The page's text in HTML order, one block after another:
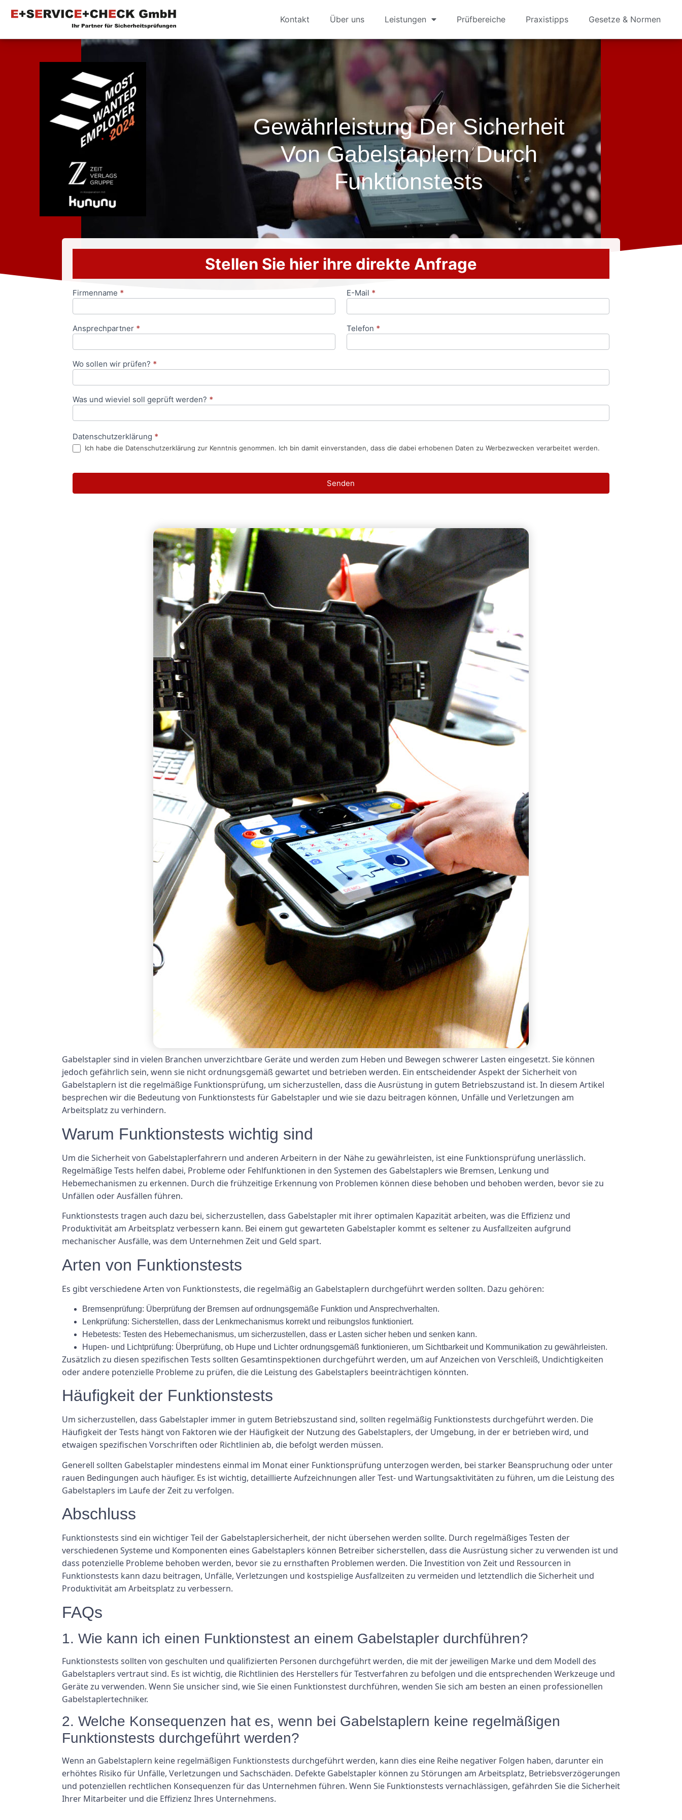
Kontakt Über uns Leistungen Prüfbereiche Praxistipps Gesetze & Normen
Gewährleistung Der Sicherheit
Von Gabelstaplern Durch
Funktionstests
Stellen Sie hier ihre direkte Anfrage
Anfrageformular
Firmenname * E-Mail *
Ansprechpartner * Telefon *
Wo sollen wir prüfen? *
Was und wieviel soll geprüft werden? *
Datenschutzerklärung *
Ich habe die Datenschutzerklärung zur Kenntnis genommen. Ich bin damit einverstanden, dass die dabei erhobenen Daten zu Werbezwecken verarbeitet werden.
Senden
Gabelstapler sind in vielen Branchen unverzichtbare Geräte und werden zum Heben und Bewegen schwerer Lasten eingesetzt. Sie können
jedoch gefährlich sein, wenn sie nicht ordnungsgemäß gewartet und betrieben werden. Ein entscheidender Aspekt der Sicherheit von
Gabelstaplern ist die regelmäßige Funktionsprüfung, um sicherzustellen, dass die Ausrüstung in gutem Betriebszustand ist. In diesem Artikel
besprechen wir die Bedeutung von Funktionstests für Gabelstapler und wie sie dazu beitragen können, Unfälle und Verletzungen am
Arbeitsplatz zu verhindern.
Warum Funktionstests wichtig sind
Um die Sicherheit von Gabelstaplerfahrern und anderen Arbeitern in der Nähe zu gewährleisten, ist eine Funktionsprüfung unerlässlich.
Regelmäßige Tests helfen dabei, Probleme oder Fehlfunktionen in den Systemen des Gabelstaplers wie Bremsen, Lenkung und
Hebemechanismen zu erkennen. Durch die frühzeitige Erkennung von Problemen können diese behoben und behoben werden, bevor sie zu
Unfällen oder Ausfällen führen.
Funktionstests tragen auch dazu bei, sicherzustellen, dass Gabelstapler mit ihrer optimalen Kapazität arbeiten, was die Effizienz und
Produktivität am Arbeitsplatz verbessern kann. Bei einem gut gewarteten Gabelstapler kommt es seltener zu Ausfallzeiten aufgrund
mechanischer Ausfälle, was dem Unternehmen Zeit und Geld spart.
Arten von Funktionstests
Es gibt verschiedene Arten von Funktionstests, die regelmäßig an Gabelstaplern durchgeführt werden sollten. Dazu gehören:
Bremsenprüfung: Überprüfung der Bremsen auf ordnungsgemäße Funktion und Ansprechverhalten.
Lenkprüfung: Sicherstellen, dass der Lenkmechanismus korrekt und reibungslos funktioniert.
Hebetests: Testen des Hebemechanismus, um sicherzustellen, dass er Lasten sicher heben und senken kann.
Hupen- und Lichtprüfung: Überprüfung, ob Hupe und Lichter ordnungsgemäß funktionieren, um Sichtbarkeit und Kommunikation zu gewährleisten.
Zusätzlich zu diesen spezifischen Tests sollten Gesamtinspektionen durchgeführt werden, um auf Anzeichen von Verschleiß, Undichtigkeiten
oder andere potenzielle Probleme zu prüfen, die die Leistung des Gabelstaplers beeinträchtigen könnten.
Häufigkeit der Funktionstests
Um sicherzustellen, dass Gabelstapler immer in gutem Betriebszustand sind, sollten regelmäßig Funktionstests durchgeführt werden. Die
Häufigkeit der Tests hängt von Faktoren wie der Häufigkeit der Nutzung des Gabelstaplers, der Umgebung, in der er betrieben wird, und
etwaigen spezifischen Vorschriften oder Richtlinien ab, die befolgt werden müssen.
Generell sollten Gabelstapler mindestens einmal im Monat einer Funktionsprüfung unterzogen werden, bei starker Beanspruchung oder unter
rauen Bedingungen auch häufiger. Es ist wichtig, detaillierte Aufzeichnungen aller Test- und Wartungsaktivitäten zu führen, um die Leistung des
Gabelstaplers im Laufe der Zeit zu verfolgen.
Abschluss
Funktionstests sind ein wichtiger Teil der Gabelstaplersicherheit, der nicht übersehen werden sollte. Durch regelmäßiges Testen der
verschiedenen Systeme und Komponenten eines Gabelstaplers können Betreiber sicherstellen, dass die Ausrüstung sicher zu verwenden ist und
dass potenzielle Probleme behoben werden, bevor sie zu ernsthaften Problemen werden. Die Investition von Zeit und Ressourcen in
Funktionstests kann dazu beitragen, Unfälle, Verletzungen und kostspielige Ausfallzeiten zu vermeiden und letztendlich die Sicherheit und
Produktivität am Arbeitsplatz zu verbessern.
FAQs
1. Wie kann ich einen Funktionstest an einem Gabelstapler durchführen?
Funktionstests sollten von geschulten und qualifizierten Personen durchgeführt werden, die mit der jeweiligen Marke und dem Modell des
Gabelstaplers vertraut sind. Es ist wichtig, die Richtlinien des Herstellers für Testverfahren zu befolgen und die entsprechenden Werkzeuge und
Geräte zu verwenden. Wenn Sie unsicher sind, wie Sie einen Funktionstest durchführen, wenden Sie sich am besten an einen professionellen
Gabelstaplertechniker.
2. Welche Konsequenzen hat es, wenn bei Gabelstaplern keine regelmäßigen
Funktionstests durchgeführt werden?
Wenn an Gabelstaplern keine regelmäßigen Funktionstests durchgeführt werden, kann dies eine Reihe negativer Folgen haben, darunter ein
erhöhtes Risiko für Unfälle, Verletzungen und Sachschäden. Defekte Gabelstapler können zu Störungen am Arbeitsplatz, Betriebsverzögerungen
und potenziellen rechtlichen Konsequenzen für das Unternehmen führen. Wenn Sie Funktionstests vernachlässigen, gefährden Sie die Sicherheit
Ihrer Mitarbeiter und die Effizienz Ihres Unternehmens.